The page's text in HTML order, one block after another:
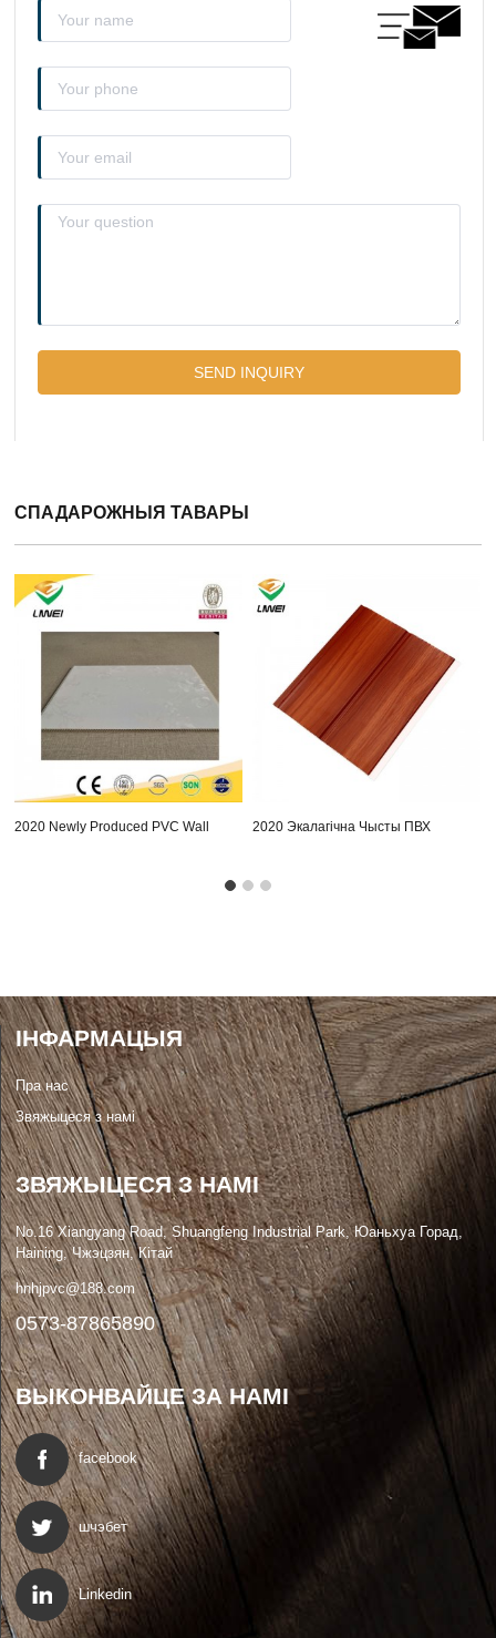
СПАДАРОЖНЫЯ ТАВАРЫ
2020 Newly Produced PVC Wall
2020 Экалагічна Чысты ПВХ
ІНФАРМАЦЫЯ
Пра нас
Звяжыцеся з намі
ЗВЯЖЫЦЕСЯ З НАМІ
No.16 Xiangyang Road, Shuangfeng Industrial Park, Юаньхуа Горад,
Haining, Чжэцзян, Кітай
hnhjpvc@188.com
0573-87865890
ВЫКОНВАЙЦЕ ЗА НАМІ
facebook
шчэбет
Linkedin